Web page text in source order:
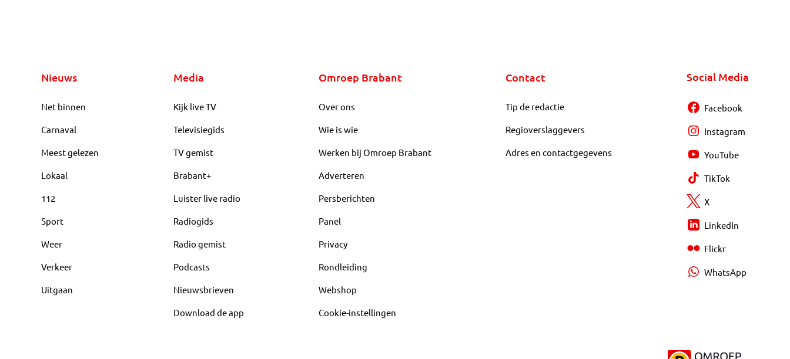
Nieuws
Net binnen
Carnaval
Meest gelezen
Lokaal
112
Sport
Weer
Verkeer
Uitgaan
Media
Kijk live TV
Televisiegids
TV gemist
Brabant+
Luister live radio
Radiogids
Radio gemist
Podcasts
Nieuwsbrieven
Download de app
Omroep Brabant
Over ons
Wie is wie
Werken bij Omroep Brabant
Adverteren
Persberichten
Panel
Privacy
Rondleiding
Webshop
Cookie-instellingen
Contact
Tip de redactie
Regioverslaggevers
Adres en contactgegevens
Social Media
Facebook
Instagram
YouTube
TikTok
X
LinkedIn
Flickr
WhatsApp